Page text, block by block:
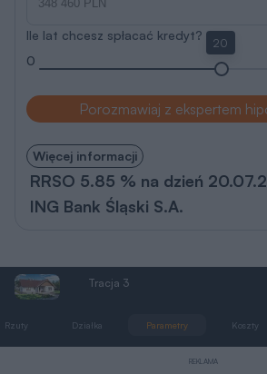
Ile lat chcesz spłacać kredyt?
0
20
Porozmawiaj z ekspertem
Więcej informacji
RRSO 5.85 % na dzień
ING Bank Śląski S.A.
Tracja 3
Rzuty Działka Parametry Koszty
REKLAMA